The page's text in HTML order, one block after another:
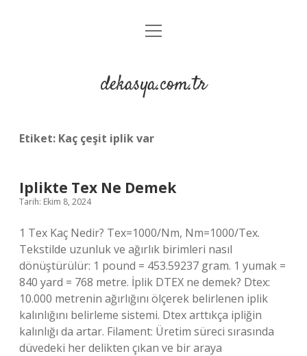
Anasayfa
Yasal Uyarı
menüyü
dekasya.com.tr
Etiket: Kaç çeşit iplik var
Iplikte Tex Ne Demek
Tarih: Ekim 8, 2024
1 Tex Kaç Nedir? Tex=1000/Nm, Nm=1000/Tex.
Tekstilde uzunluk ve ağırlık birimleri nasıl
dönüştürülür: 1 pound = 453.59237 gram. 1 yumak =
840 yard = 768 metre. İplik DTEX ne demek? Dtex:
10.000 metrenin ağırlığını ölçerek belirlenen iplik
kalınlığını belirleme sistemi. Dtex arttıkça ipliğin
kalınlığı da artar. Filament: Üretim süreci sırasında
düvedeki her delikten çıkan ve bir araya